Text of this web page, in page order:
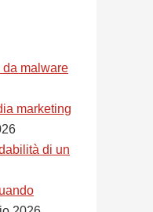
da malware
marketing
di un